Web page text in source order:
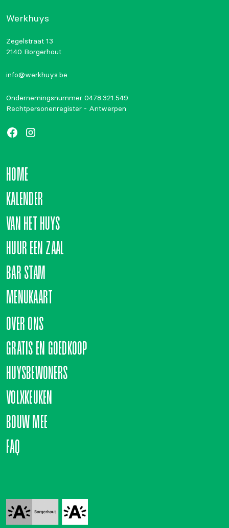
Werkhuys
Zegelstraat 13
2140 Borgerhout
info@werkhuys.be
Ondernemingsnummer 0478.321.549
Rechtpersonenregister - Antwerpen
HOME
KALENDER
VAN HET HUYS
HUUR EEN ZAAL
BAR STAM
MENUKAART
OVER ONS
GRATIS EN GOEDKOOP
HUYSBEWONERS
VOLXKEUKEN
BOUW MEE
FAQ